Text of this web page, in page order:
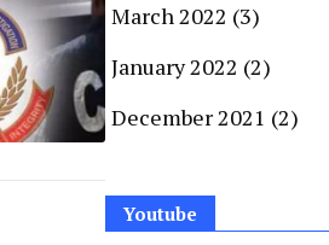
March 2022 (3)
January 2022 (2)
December 2021 (2)
Youtube